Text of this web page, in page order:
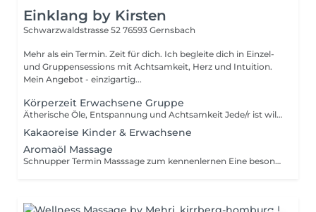
Einklang by Kirsten
Schwarzwaldstrasse 52 76593 Gernsbach
Mehr als ein Termin. Zeit für dich. Ich begleite dich in Einzel-
und Gruppensessions mit Achtsamkeit, Herz und Intuition.
Mein Angebot - einzigartig...
Körperzeit Erwachsene Gruppe
Ätherische Öle, Entspannung und Achtsamkeit Jede/r ist willkommen Keine Vorkenntnisse nötig
Kakaoreise Kinder & Erwachsene
Aromaöl Massage
Schnupper Termin Masssage zum kennenlernen Eine besondere Auszeit für dich und dein Körper mit ätherischen Ölen, die Körper, Geist und Seele berühren Mehr Informationen und Details findest du auf meiner Homepage Einklang-by-Kirsten.de